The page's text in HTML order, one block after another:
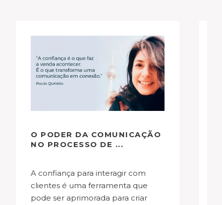
O PODER DA COMUNICAÇÃO
NO PROCESSO DE ...
A confiança para interagir com
clientes é uma ferramenta que
pode ser aprimorada para criar